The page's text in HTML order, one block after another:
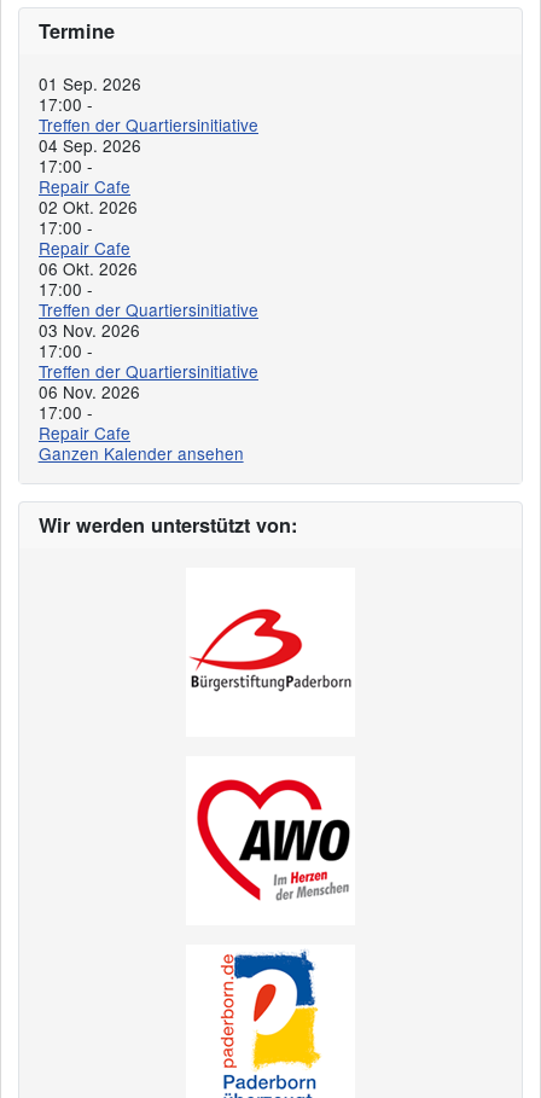
Termine
01 Sep. 2026
17:00 -
Treffen der Quartiersinitiative
04 Sep. 2026
17:00 -
Repair Cafe
02 Okt. 2026
17:00 -
Repair Cafe
06 Okt. 2026
17:00 -
Treffen der Quartiersinitiative
03 Nov. 2026
17:00 -
Treffen der Quartiersinitiative
06 Nov. 2026
17:00 -
Repair Cafe
Ganzen Kalender ansehen
Wir werden unterstützt von: